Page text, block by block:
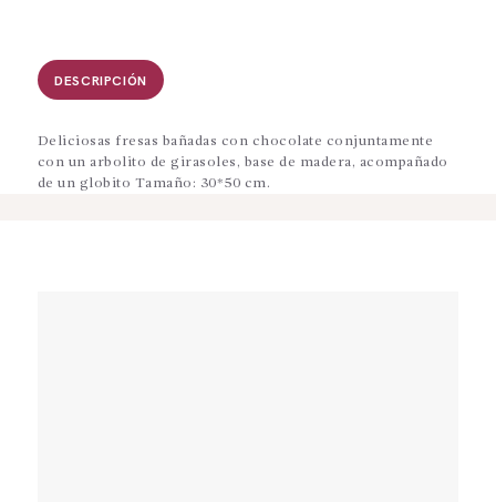
DESCRIPCIÓN
Deliciosas fresas bañadas con chocolate conjuntamente
con un arbolito de girasoles, base de madera, acompañado
de un globito Tamaño: 30*50 cm.